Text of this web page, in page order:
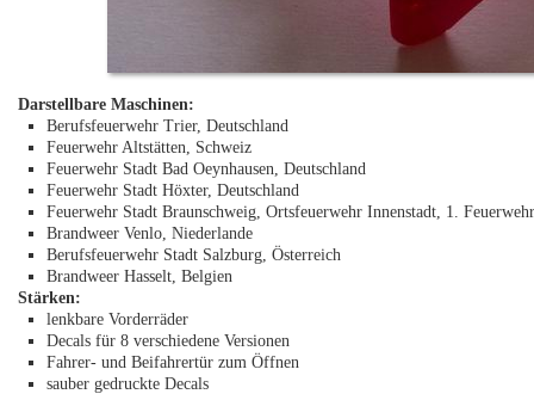
Darstellbare Maschinen:
Berufsfeuerwehr Trier, Deutschland
Feuerwehr Altstätten, Schweiz
Feuerwehr Stadt Bad Oeynhausen, Deutschland
Feuerwehr Stadt Höxter, Deutschland
Feuerwehr Stadt Braunschweig, Ortsfeuerwehr Innenstadt, 1.
Brandweer Venlo, Niederlande
Berufsfeuerwehr Stadt Salzburg, Österreich
Brandweer Hasselt, Belgien
Stärken:
lenkbare Vorderräder
Decals für 8 verschiedene Versionen
Fahrer- und Beifahrertür zum Öffnen
sauber gedruckte Decals